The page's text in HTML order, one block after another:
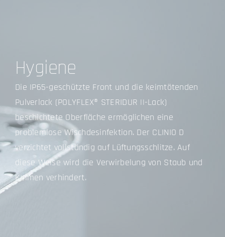
Hygiene
Die IP65-geschützte Front und die keimtötenden
Pulverlack (POLYFLEX® STERIDUR ||-Lack)
beschichtete Oberfläche ermöglichen eine
problemlose Wischdesinfektion. Der CLINIO D
verzichtet vollständig auf Lüftungsschlitze. Auf
diese Weise wird die Verwirbelung von Staub und
Keimen verhindert.